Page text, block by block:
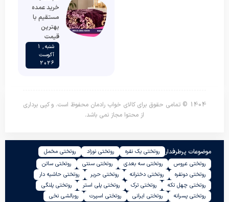
خرید عمده
مستقیم با
بهترین
قیمت
شنبه , 1
آگوست
2026
1404 © تمامی حقوق برای کالای خواب رادمان محفوظ است. و کپی برداری
از محتوا مجاز نمی باشد.
موضوعات پرطرفدار روتختی یک نفره روتختی نوزاد
روتختی مخمل
روتختی عروس
روتختی سه بعدی روتختی سنتی
روتختی ساتن
روتختی دونفره
روتختی دخترانه روتختی حریر
روتختی حاشیه دار
روتختی چهل تکه
روتختی ترک روتختی پلی استر
روتختی پلنگی
روتختی پسرانه
روتختی ایرانی روتختی اسپرت روبالشی نخی